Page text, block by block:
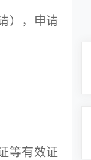
），申请
等有效证